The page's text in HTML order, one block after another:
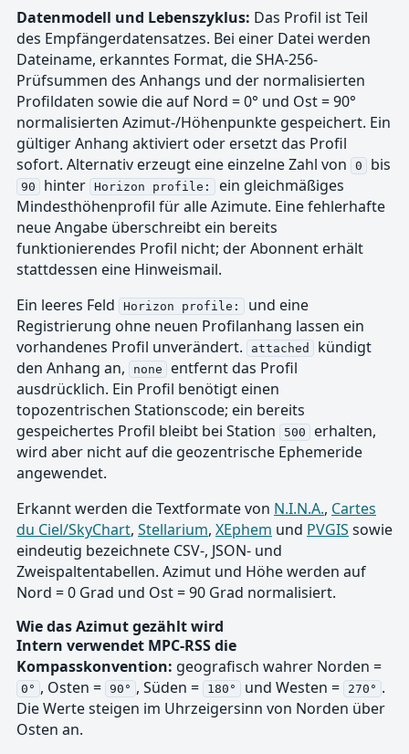
Datenmodell und Lebenszyklus: Das Profil ist Teil
des Empfängerdatensatzes. Bei einer Datei werden
Dateiname, erkanntes Format, die SHA-256-
Prüfsummen des Anhangs und der normalisierten
Profildaten sowie die auf Nord = 0° und Ost = 90°
normalisierten Azimut-/Höhenpunkte gespeichert. Ein
gültiger Anhang aktiviert oder ersetzt das Profil
sofort. Alternativ erzeugt eine einzelne Zahl von
0 bis
90 hinter Horizon profile:
ein gleichmäßiges
Mindesthöhenprofil für alle Azimute. Eine fehlerhafte
neue Angabe überschreibt ein bereits
funktionierendes Profil nicht; der Abonnent erhält
stattdessen eine Hinweismail.
Ein leeres Feld
Horizon profile:
und eine
Registrierung ohne neuen Profilanhang lassen ein
vorhandenes Profil unverändert.
attached
kündigt
den Anhang an,
none
entfernt das Profil
ausdrücklich. Ein Profil benötigt einen
topozentrischen Stationscode; ein bereits
gespeichertes Profil bleibt bei Station
500
erhalten,
wird aber nicht auf die geozentrische Ephemeride
angewendet.
Erkannt werden die Textformate von N.I.N.A., Cartes
du Ciel/SkyChart, Stellarium, XEphem und PVGIS sowie
eindeutig bezeichnete CSV-, JSON- und
Zweispaltentabellen. Azimut und Höhe werden auf
Nord = 0 Grad und Ost = 90 Grad normalisiert.
Wie das Azimut gezählt wird
Intern verwendet MPC-RSS die
Kompasskonvention: geografisch wahrer Norden =
0° , Osten = 90° , Süden = 180° und Westen = 270° .
Die Werte steigen im Uhrzeigersinn von Norden über
Osten an.